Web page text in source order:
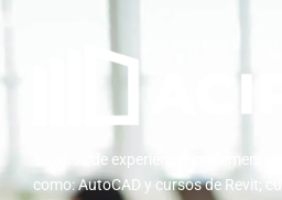
10 años de experiencia
como: AutoCAD y cursos de Revit;